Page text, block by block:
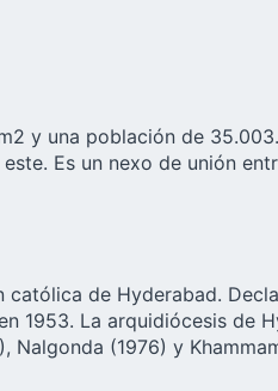
y una población de
Es un nexo de unión
de Hyderabad.
1953. La arquidiócesis de
Nalgonda (1976) y